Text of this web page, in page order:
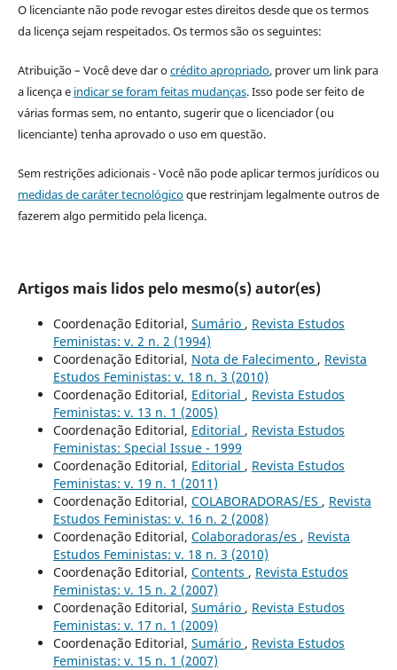
O licenciante não pode revogar estes direitos desde que os termos
da licença sejam respeitados. Os termos são os seguintes:
Atribuição – Você deve dar ocrédito apropriado, prover um link para
a licença e indicar se foram feitas mudanças. Isso pode ser feito de
várias formas sem, no entanto, sugerir que o licenciador (ou
licenciante) tenha aprovado o uso em questão.
Sem restrições adicionais - Você não pode aplicar termos jurídicos ou
medidas de caráter tecnológicoque restrinjam legalmente outros de
fazerem algo permitido pela licença.
Artigos mais lidos pelo mesmo(s) autor(es)
Coordenação Editorial, Sumário , Revista Estudos
Feministas: v. 2 n. 2 (1994)
Coordenação Editorial, Nota de Falecimento , Revista
Estudos Feministas: v. 18 n. 3 (2010)
Coordenação Editorial, Editorial , Revista Estudos
Feministas: v. 13 n. 1 (2005)
Coordenação Editorial, Editorial , Revista Estudos
Feministas: Special Issue - 1999
Coordenação Editorial, Editorial , Revista Estudos
Feministas: v. 19 n. 1 (2011)
Coordenação Editorial, COLABORADORAS/ES , Revista
Estudos Feministas: v. 16 n. 2 (2008)
Coordenação Editorial, Colaboradoras/es , Revista
Estudos Feministas: v. 18 n. 3 (2010)
Coordenação Editorial, Contents , Revista Estudos
Feministas: v. 15 n. 2 (2007)
Coordenação Editorial, Sumário , Revista Estudos
Feministas: v. 17 n. 1 (2009)
Coordenação Editorial, Sumário , Revista Estudos
Feministas: v. 15 n. 1 (2007)